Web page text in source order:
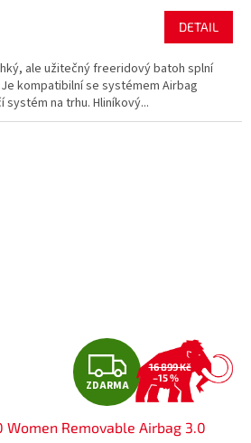
A
DETAIL
ale užitečný freeridový batoh splní
kompatibilní se systémem Airbag
systém na trhu. Hliníkový...
Z
D
ZDARMA
16 899 Kč
–15 %
Women Removable Airbag 3.0